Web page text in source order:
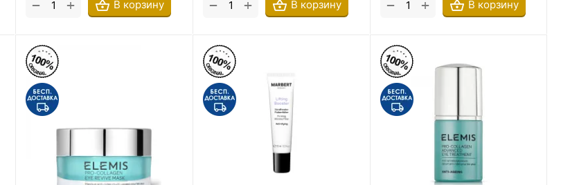
В корзину
+
− В корзину
+
− В корзину
+
−